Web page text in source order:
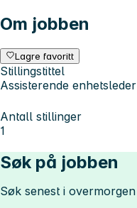
Om jobben
Lagre favoritt
Stillingstittel
Assisterende enhetsleder
Antall stillinger
1
Søk på jobben
Søk senest i overmorgen